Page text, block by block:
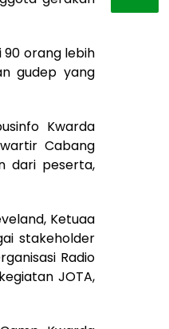
orang lebih
gudep yang
Kwarda
Cabang
dari peserta,
Ketuaa
stakeholder
Radio
JOTA,